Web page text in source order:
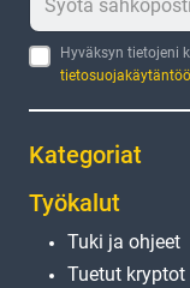
Hyväksyn tietojeni
Kategoriat
Työkalut
Tuki ja ohjeet
Tuetut kryptot